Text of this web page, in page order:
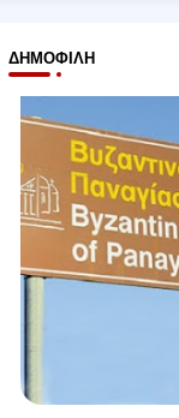
ΔΗΜΟΦΙΛΉ